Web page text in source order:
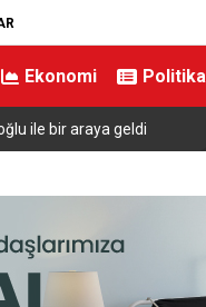
Ekonomi Politika
ile bir araya geldi